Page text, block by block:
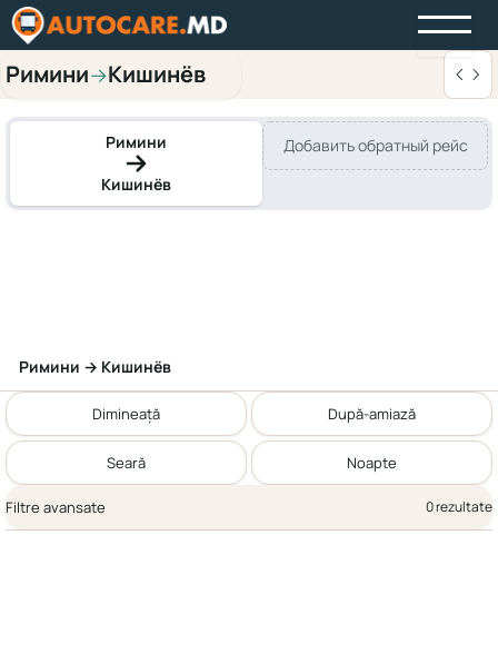
Римини→Кишинёв
Римини
Кишинёв
Добавить обратный рейс
Римини → Кишинёв
Dimineață După-amiază
Seară Noapte
Filtre avansate 0 rezultate